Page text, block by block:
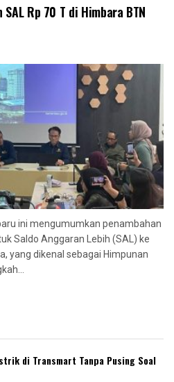
Rp 70 T di Himbara BTN
ini mengumumkan penambahan
Saldo Anggaran Lebih (SAL) ke
yang dikenal sebagai Himpunan
di Transmart Tanpa Pusing Soal